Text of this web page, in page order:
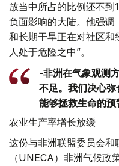
放当中所占的比例还不
负面影响的大陆。他强调
和长期干旱正在对社区和
人处于危险之中”。
-非洲在气象观测
不足。我们决心
能够拯救生命的预
农业生产率增长放缓
这份与非洲联盟委员会和
（UNECA）非洲气候政